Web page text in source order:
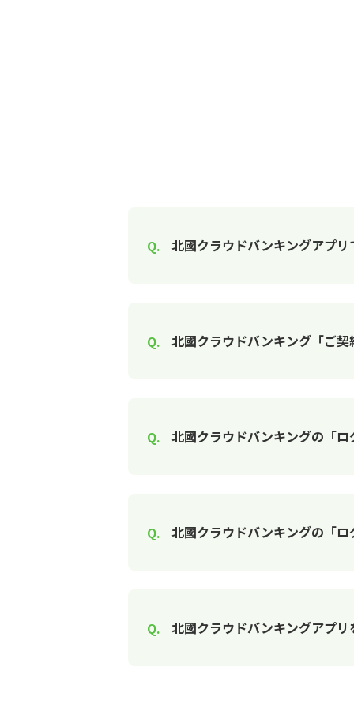
北國クラウドバンキングアプ
北國クラウドバンキング「ご
北國クラウドバンキングの「
北國クラウドバンキングの「
北國クラウドバンキングアプ